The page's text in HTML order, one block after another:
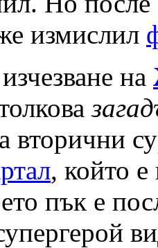
измислил
на
вторични
, който е
пък е